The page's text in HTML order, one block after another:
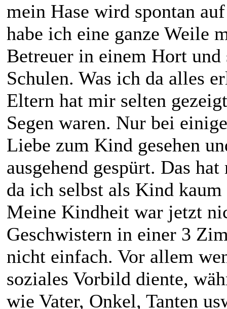
mein Hase wird spontan
habe ich eine ganze Weile
Betreuer in einem Hort
Schulen. Was ich da alles
Eltern hat mir selten
Segen waren. Nur bei
Liebe zum Kind gesehen
ausgehend gespürt. Das
da ich selbst als Kind
Meine Kindheit war jetzt
Geschwistern in einer 3
nicht einfach. Vor allem
soziales Vorbild diente,
wie Vater, Onkel, Tanten